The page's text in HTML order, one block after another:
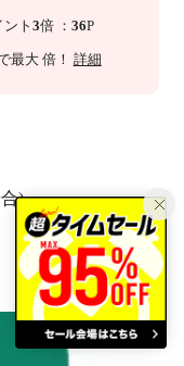
ト 3倍 ： 36P
最大 倍！ 詳細
)